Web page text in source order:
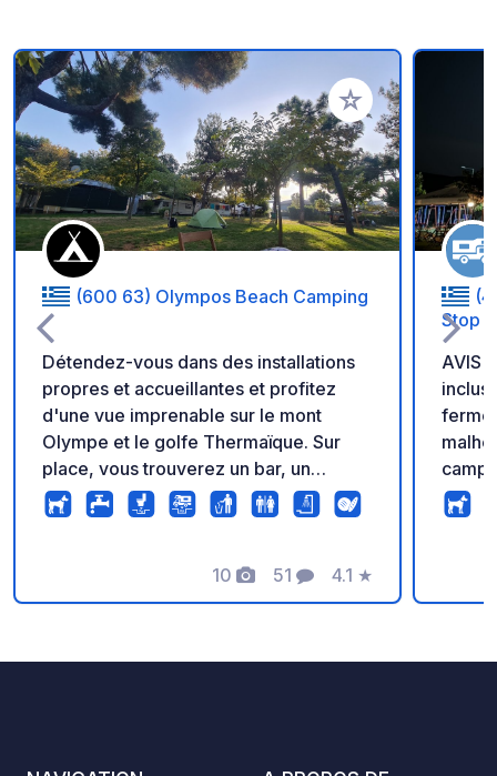
Ajouter à vos
(600 63) Olympos Beach Camping
Détendez-vous dans des installations
propres et accueillantes et profitez
d'une vue imprenable sur le mont
Olympe et le golfe Thermaïque. Sur
place, vous trouverez un bar, un
restaurant, un service de restauration
rapide, une supérette, du café et des
pour des vacances parfaites !
10
Photos
51
Commentaires
4.1
Note
★
Stop
AVIS
fermée. Nous ne
vous
fiable en